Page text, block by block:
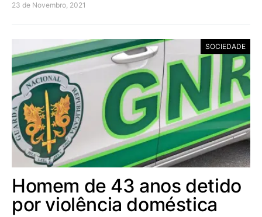
23 de Novembro, 2021
SOCIEDADE
Homem de 43 anos detido
por violência doméstica